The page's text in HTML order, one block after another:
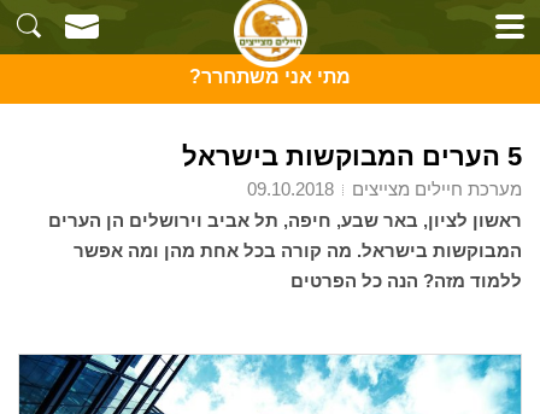
מתי אני משתחרר?
5 הערים המבוקשות בישראל
מערכת חיילים מצייצים
ראשון לציון, באר שבע, חיפה, תל אביב וירושלים הן הערים
המבוקשות בישראל. מה קורה בכל אחת מהן ומה אפשר
ללמוד מזה? הנה כל הפרטים